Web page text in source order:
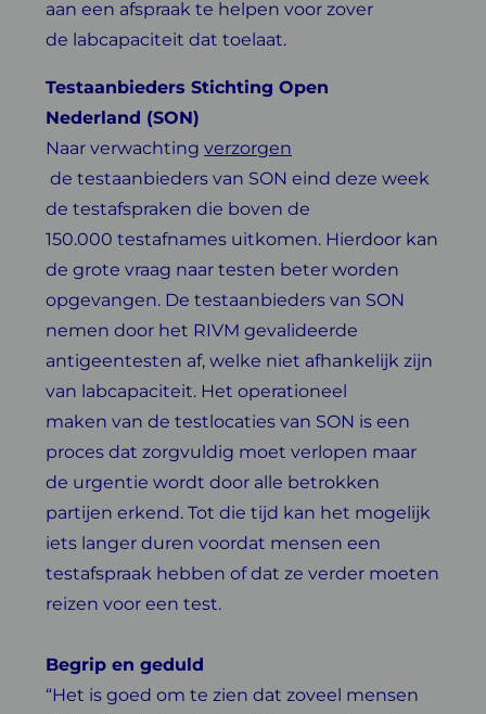
aan een afspraak te helpen voor zover
de labcapaciteit dat toelaat.
Testaanbieders Stichting Open
Nederland (SON)
Naar verwachting verzorgen
de testaanbieders van SON eind deze week
de testafspraken die boven de
150.000 testafnames uitkomen. Hierdoor kan
de grote vraag naar testen beter worden
opgevangen. De testaanbieders van SON
nemen door het RIVM gevalideerde
antigeentesten af, welke niet afhankelijk zijn
van labcapaciteit. Het operationeel
maken van de testlocaties van SON is een
proces dat zorgvuldig moet verlopen maar
de urgentie wordt door alle betrokken
partijen erkend. Tot die tijd kan het mogelijk
iets langer duren voordat mensen een
testafspraak hebben of dat ze verder moeten
reizen voor een test.
Begrip en geduld
“Het is goed om te zien dat zoveel mensen